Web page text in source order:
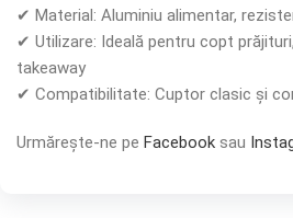
✔ Material: Aluminiu alimentar,
✔ Utilizare: Ideală pentru copt
takeaway
✔ Compatibilitate: Cuptor clasic și
Urmărește-ne pe Facebook sau